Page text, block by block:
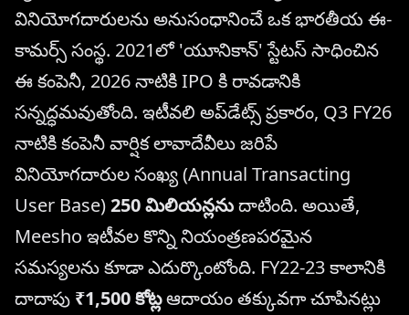
వినియోగదారులను అనుసంధానించే ఒక భారతీయ ఈ-
కామర్స్ సంస్థ. 2021లో 'యూనికాన్' స్టేటస్ సాధించిన
ఈ కంపెనీ, 2026 నాటికి IPO కి రావడానికి
సన్నద్ధమవుతోంది. ఇటీవలి అప్‌డేట్స్ ప్రకారం, Q3 FY26
నాటికి కంపెనీ వార్షిక లావాదేవీలు జరిపే
వినియోగదారుల సంఖ్య (Annual Transacting
User Base)250 మిలియన్లనుదాటింది. అయితే,
Meesho ఇటీవల కొన్ని నియంత్రణపరమైన
సమస్యలను కూడా ఎదుర్కొంటోంది. FY22-23 కాలానికి
దాదాపు ₹1,500 కోట్లఆదాయం తక్కువగా చూపినట్లు